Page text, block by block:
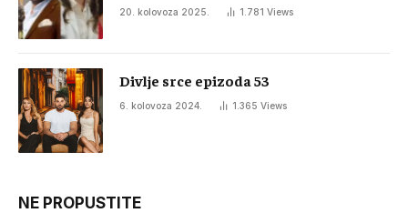
20. kolovoza 2025. 1.781 Views
Divlje srce epizoda 53
6. kolovoza 2024. 1.365 Views
NE PROPUSTITE